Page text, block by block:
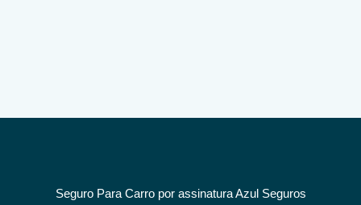
Seguro Para Carro por assinatura Azul Seguros